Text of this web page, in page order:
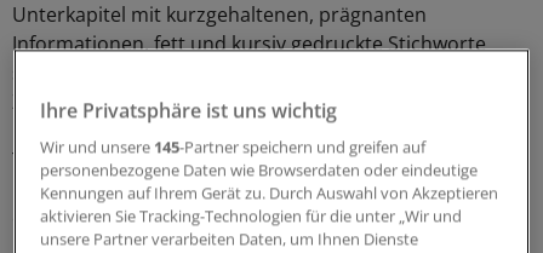
Unterkapitel mit kurzgehaltenen, prägnanten
Informationen, fett und kursiv gedruckte Stichworte
Zusatzinformationen in kleinerer Schrift als der
Grundtext regen zum Stöbern an. Vierfarbige Grafiken,
Tabellen und die Zusammenfassungen am Ende jedes
Unterkapitels machen es leicht, Wesentliches schnell zu
erarbeiten. Nur vier Seiten reichen den Autoren
Mutschler, Schaible und Vaupel dabei zum Beispiel aus,
Ihre Privatsphäre ist uns wichtig
Wir und unsere 145-Partner speichern und greifen auf
personenbezogene Daten wie Browserdaten oder eindeutige
Kennungen auf Ihrem Gerät zu. Durch Auswahl von Akzeptieren
aktivieren Sie Tracking-Technologien für die unter „Wir und
unsere Partner verarbeiten Daten, um Ihnen Dienste